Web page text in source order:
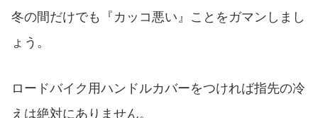
冬の間だけでも『カッコ悪い』ことをガマンしまし
ょう。
ロードバイク用ハンドルカバーをつければ指先の冷
えは絶対にありません。